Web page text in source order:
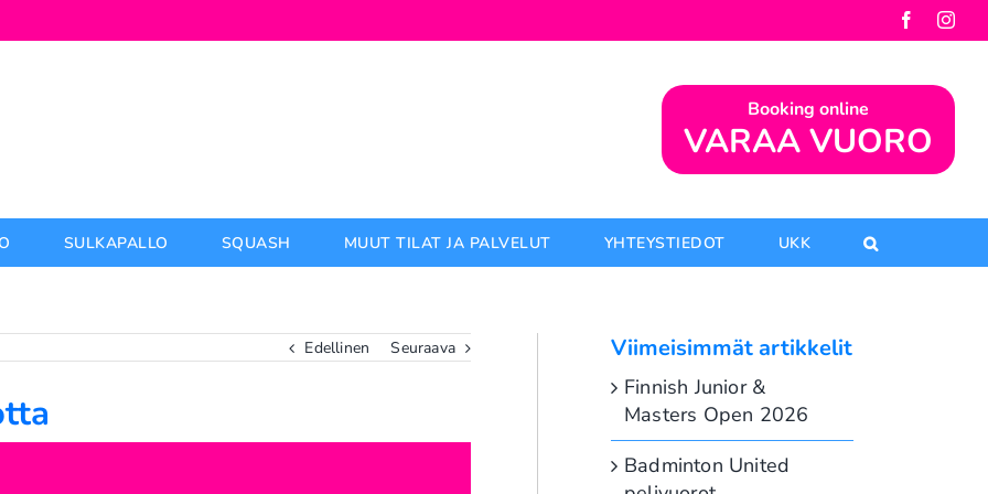
Facebook
Booking online
VARAA VUORO
SULKAPALLO SQUASH MUUT TILAT JA PALVELUT YHTEYSTIEDOT UKK
Edellinen Seuraava Viimeisimmät artikkelit
Finnish Junior &
Masters Open 2026
Badminton United